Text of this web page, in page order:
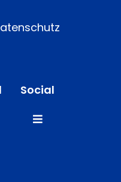
Social
Toggle